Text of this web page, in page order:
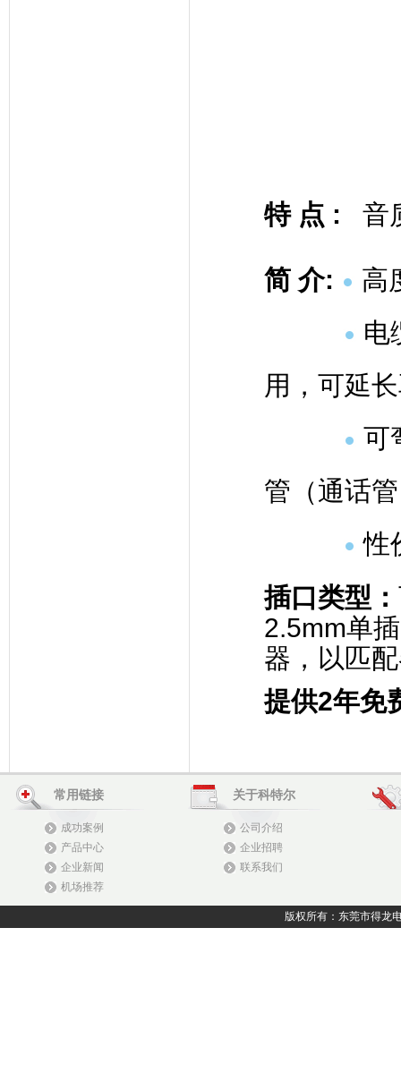
特 点 : 音
简 介:
高
电
用，可延
可
管（通话
性
插口类型 ：
2.5mm单
器，以匹
提供2年免
常用链接
成功案例
产品中心
企业新闻
机场推荐
关于科特尔
公司介绍
企业招聘
联系我们
版权所有：东莞市得龙